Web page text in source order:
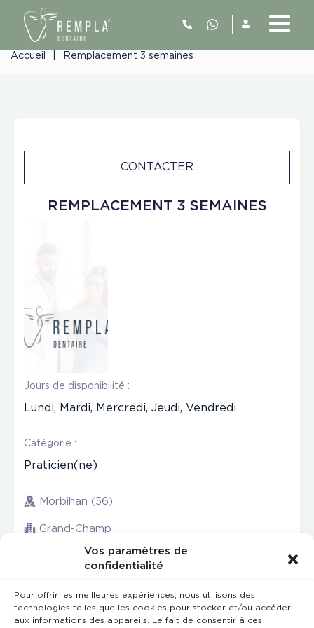
Vos paramètres de
confidentialité
Pour offrir les meilleures expériences, nous utilisons des
technologies telles que les cookies pour stocker et/ou accéder
aux informations des appareils. Le fait de consentir à ces
Accueil Remplacement 3 semaines
REMPLACEMENT 3 SEMAINES
CONTACTER
Jours de disponibilité :
Lundi, Mardi, Mercredi, Jeudi, Vendredi
Catégorie :
Praticien(ne)
Morbihan (56)
Grand-Champ